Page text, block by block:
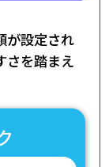
が設定され
さを踏まえ